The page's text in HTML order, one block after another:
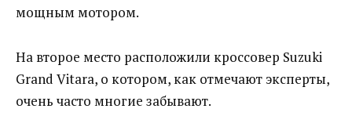
мощным мотором.
На второе место расположили кроссовер Suzuki
Grand Vitara, о котором, как отмечают эксперты,
очень часто многие забывают.